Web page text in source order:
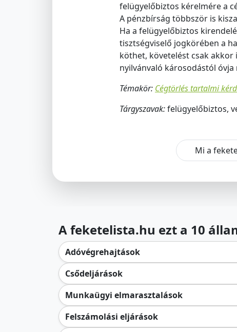
felügyelőbiztos kérelmére a
A pénzbírság többször is
Ha a felügyelőbiztos
tisztségviselő jogkörében a
köthet, követelést csak
nyilvánvaló károsodástól óvja
Témakör: Cégtörlés tartalmi
Tárgyszavak:felügyelőbiztos,
Mi a
A feketelista.hu ezt a 10
Adóvégrehajtások
Csődeljárások
Munkaügyi elmarasztalások
Felszámolási eljárások